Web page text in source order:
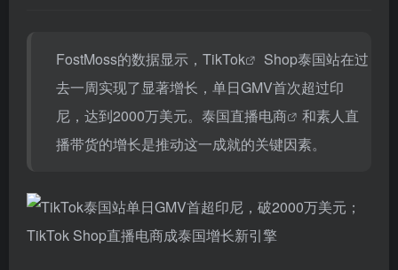
FostMoss的数据显示， TikTok
Shop泰国站在过
去一周实现了显著增长，单日GMV首次超过印
尼，达到2000万美元。泰国直播电商
和素人直
播带货的增长是推动这一成就的关键因素。